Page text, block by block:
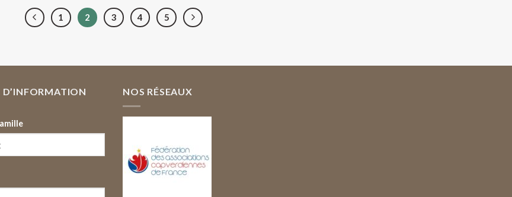
1 2 3 4 5
D’INFORMATION NOS RÉSEAUX